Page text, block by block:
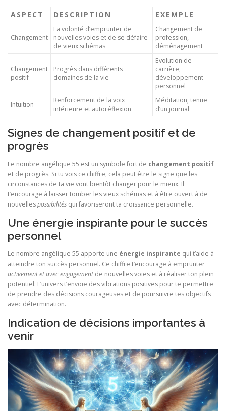
ASPECT DESCRIPTION EXEMPLE
Changement
La volonté d’emprunter de
nouvelles voies et de se défaire
de vieux schémas
Changement de
profession,
déménagement
Changement
positif
Progrès dans différents
domaines de la vie
Evolution de
carrière,
développement
personnel
Intuition
Renforcement de la voix
intérieure et autoréflexion
Méditation, tenue
d’un journal
Signes de changement positif et de
progrès
Le nombre angélique 55 est un symbole fort de changement positif
et de progrès. Si tu vois ce chiffre, cela peut être le signe que les
circonstances de ta vie vont bientôt changer pour le mieux. Il
t’encourage à laisser tomber les vieux schémas et à être ouvert à de
nouvellespossibilités qui favoriseront ta croissance personnelle.
Une énergie inspirante pour le succès
personnel
Le nombre angélique 55 apporte une énergie inspirante qui t’aide à
atteindre ton succès personnel. Ce chiffre t’encourage à emprunter
activement et avec engagementde nouvelles voies et à réaliser ton plein
potentiel. L’univers t’envoie des vibrations positives pour te permettre
de prendre des décisions courageuses et de poursuivre tes objectifs
avec détermination.
Indication de décisions importantes à
venir